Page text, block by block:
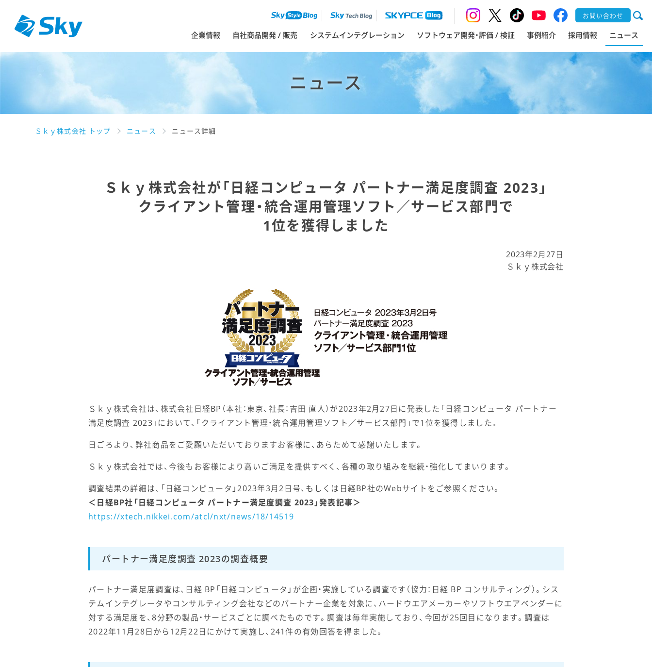
お問い合わせ
企業情報 自社商品開発 / 販売 システムインテグレーション ソフトウェア開発・評価 / 検証 事例紹介 採用情報 ニュース
ニュース
Ｓｋｙ株式会社 トップ ニュース ニュース詳細
Ｓｋｙ株式会社が「日経コンピュータ パートナー満足度調査 2023」
クライアント管理・統合運用管理ソフト／サービス部門で
1位を獲得しました
2023年2月27日
Ｓｋｙ株式会社
Ｓｋｙ株式会社は、株式会社日経BP（本社：東京、社長：吉田 直人）が2023年2月27日に発表した「日経コンピュータ パートナー
満足度調査 2023」において、「クライアント管理・統合運用管理ソフト／サービス部門」で1位を獲得しました。
日ごろより、弊社商品をご愛顧いただいておりますお客様に、あらためて感謝いたします。
Ｓｋｙ株式会社では、今後もお客様により高いご満足を提供すべく、各種の取り組みを継続・強化してまいります。
調査結果の詳細は、「日経コンピュータ」2023年3月2日号、もしくは日経BP社のWebサイトをご参照ください。
＜日経BP社「日経コンピュータ パートナー満足度調査 2023」発表記事＞
https://xtech.nikkei.com/atcl/nxt/news/18/14519
パートナー満足度調査 2023の調査概要
パートナー満足度調査は、日経 BP「日経コンピュータ」が企画・実施している調査です（協力：日経 BP コンサルティング）。シス
テムインテグレータやコンサルティング会社などのパートナー企業を対象に、ハードウエアメーカーやソフトウエアベンダーに
対する満足度を、8分野の製品・サービスごとに調べたものです。調査は毎年実施しており、今回が25回目になります。調査は
2022年11月28日から12月22日にかけて実施し、241件の有効回答を得ました。